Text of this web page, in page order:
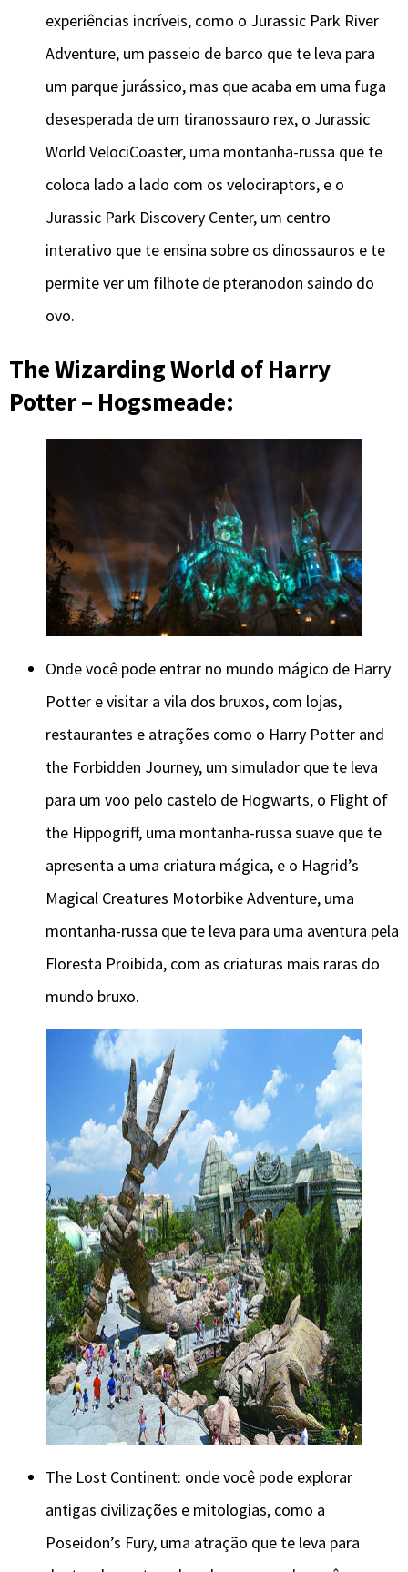
experiências incríveis, como o Jurassic Park River
Adventure, um passeio de barco que te leva para
um parque jurássico, mas que acaba em uma fuga
desesperada de um tiranossauro rex, o Jurassic
World VelociCoaster, uma montanha-russa que te
coloca lado a lado com os velociraptors, e o
Jurassic Park Discovery Center, um centro
interativo que te ensina sobre os dinossauros e te
permite ver um filhote de pteranodon saindo do
ovo.
The Wizarding World of Harry
Potter – Hogsmeade:
Onde você pode entrar no mundo mágico de Harry
Potter e visitar a vila dos bruxos, com lojas,
restaurantes e atrações como o Harry Potter and
the Forbidden Journey, um simulador que te leva
para um voo pelo castelo de Hogwarts, o Flight of
the Hippogriff, uma montanha-russa suave que te
apresenta a uma criatura mágica, e o Hagrid’s
Magical Creatures Motorbike Adventure, uma
montanha-russa que te leva para uma aventura pela
Floresta Proibida, com as criaturas mais raras do
mundo bruxo.
The Lost Continent: onde você pode explorar
antigas civilizações e mitologias, como a
Poseidon’s Fury, uma atração que te leva para